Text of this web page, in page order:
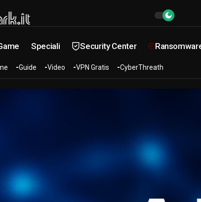
Speciali Security Center
Guide Video VPN Gratis CyberThreath